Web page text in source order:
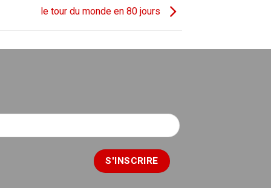
le tour du monde en 80 jours